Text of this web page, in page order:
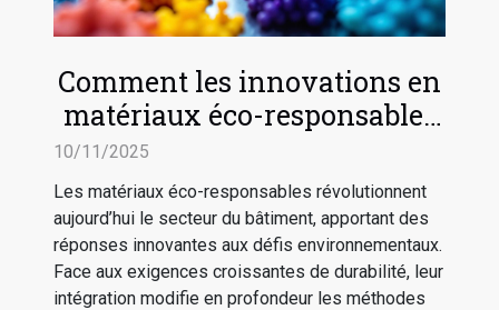
Comment les innovations en
matériaux éco-responsables
transforment la construction
?
10/11/2025
Les matériaux éco-responsables révolutionnent
aujourd’hui le secteur du bâtiment, apportant des
réponses innovantes aux défis environnementaux.
Face aux exigences croissantes de durabilité, leur
intégration modifie en profondeur les méthodes